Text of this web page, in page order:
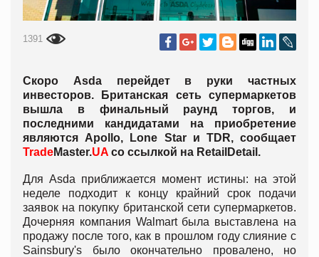
1391
Скоро Asda перейдет в руки частных
инвесторов. Британская сеть супермаркетов
вышла в финальный раунд торгов, и
последними кандидатами на приобретение
являются Apollo, Lone Star и TDR, сообщает
TradeMaster.UA со ссылкой на RetailDetail.
Для Asda приближается момент истины: на этой
неделе подходит к концу крайний срок подачи
заявок на покупку британской сети супермаркетов.
Дочерняя компания Walmart была выставлена на
продажу после того, как в прошлом году слияние с
Sainsbury's было окончательно провалено, но